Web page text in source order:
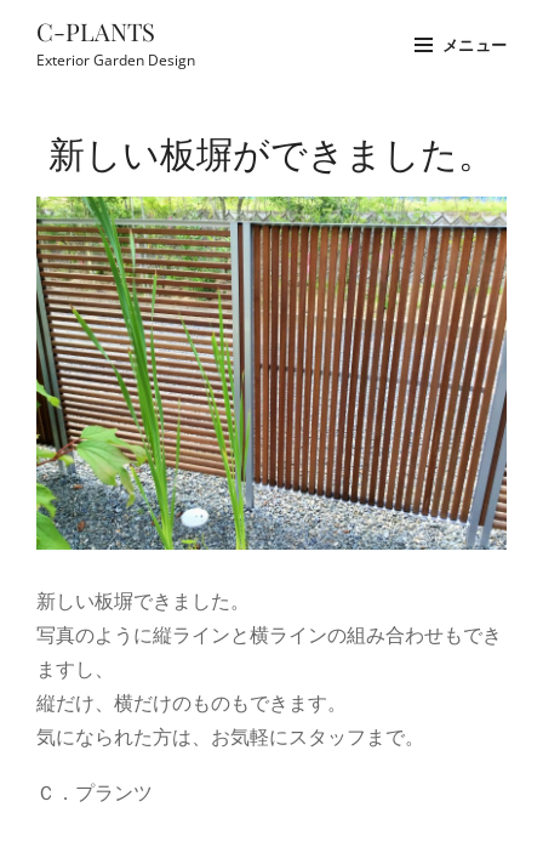
C-PLANTS
Exterior Garden Design
メニュー
Overlay新しい板塀ができました。
新しい板塀できました。
写真のように縦ラインと横ラインの組み合わせもでき
ますし、
縦だけ、横だけのものもできます。
気になられた方は、お気軽にスタッフまで。
Ｃ．プランツ